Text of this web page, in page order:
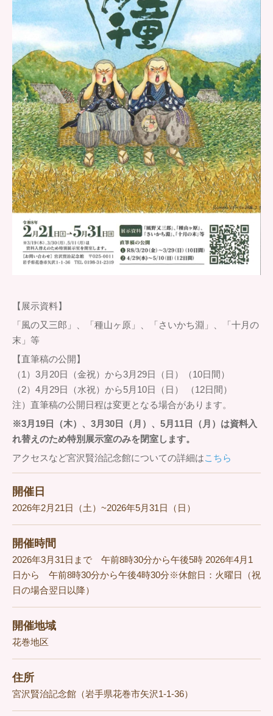
【展示資料】
「風の又三郎」、「種山ヶ原」、「さいかち淵」、「十月の
末」等
【直筆稿の公開】
（1）3月20日（金祝）から3月29日（日）（10日間）
（2）4月29日（水祝）から5月10日（日） （12日間）
注）直筆稿の公開日程は変更となる場合があります。
※3月19日（木）、3月30日（月）、5月11日（月）は資料入
れ替えのため特別展示室のみを閉室します。
アクセスなど宮沢賢治記念館についての詳細はこちら
開催日
2026年2月21日（土）~2026年5月31日（日）
開催時間
2026年3月31日まで 午前8時30分から午後5時 2026年4月1
日から 午前8時30分から午後4時30分※休館日：火曜日（祝
日の場合翌日以降）
開催地域
花巻地区
住所
宮沢賢治記念館（岩手県花巻市矢沢1-1-36）